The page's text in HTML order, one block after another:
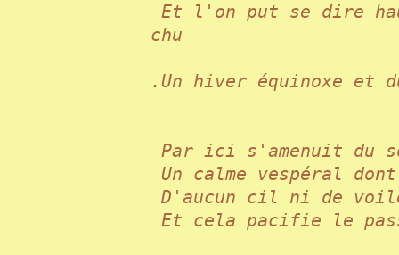
Et l'on put se dire
chu
.Un hiver équinoxe
Par ici s'amenuit
Un calme vespéral
D'aucun cil ni de
Et cela pacifie le